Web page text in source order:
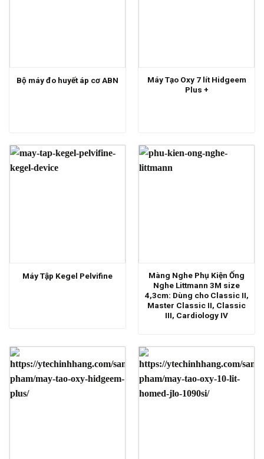
Bộ máy đo huyết áp cơ ABN
Máy Tạo Oxy 7 lít Hidgeem
Plus +
Máy Tập Kegel Pelvifine
Màng Nghe Phụ Kiện Ống
Nghe Littmann 3M size
4,3cm: Dùng cho Classic II,
Master Classic II, Classic
III, Cardiology IV